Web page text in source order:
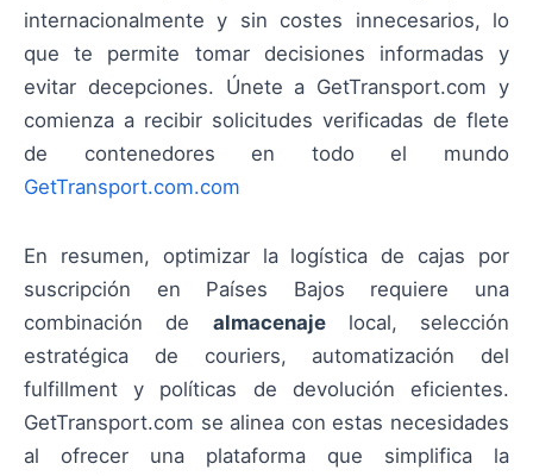
internacionalmente y sin costes innecesarios, lo
que te permite tomar decisiones informadas y
evitar decepciones. Únete a GetTransport.com y
comienza a recibir solicitudes verificadas de flete
de contenedores en todo el mundo
GetTransport.com.com
En resumen, optimizar la logística de cajas por
suscripción en Países Bajos requiere una
combinación de almacenajelocal, selección
estratégica de couriers, automatización del
fulfillment y políticas de devolución eficientes.
GetTransport.com se alinea con estas necesidades
al ofrecer una plataforma que simplifica la